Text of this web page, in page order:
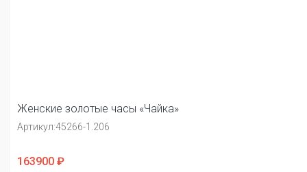
Женские золотые часы «Чайка»
Артикул:45266-1.206
163900 ₽